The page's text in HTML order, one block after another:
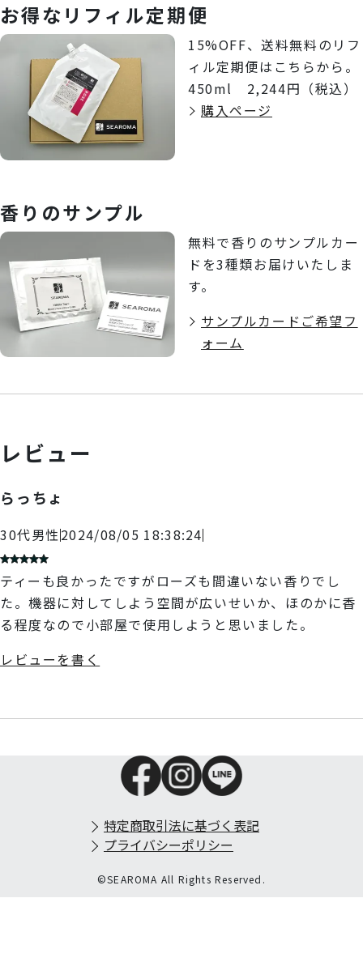
お得なリフィル定期便
15%OFF、送料無料のリフ
ィル定期便はこちらから。
450ml 2,244円（税込）
購入ページ
香りのサンプル
無料で香りのサンプルカー
ドを3種類お届けいたしま
す。
サンプルカードご希望フ
ォーム
レビュー
らっちょ
30代男性2024/08/05 18:38:24
ティーも良かったですがローズも間違いない香りでし
た。機器に対してしよう空間が広いせいか、ほのかに香
る程度なので小部屋で使用しようと思いました。
レビューを書く
特定商取引法に基づく表記
プライバシーポリシー
©SEAROMA All Rights Reserved.